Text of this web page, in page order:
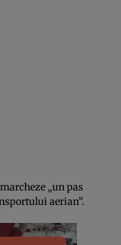
„un pas
aerian”.